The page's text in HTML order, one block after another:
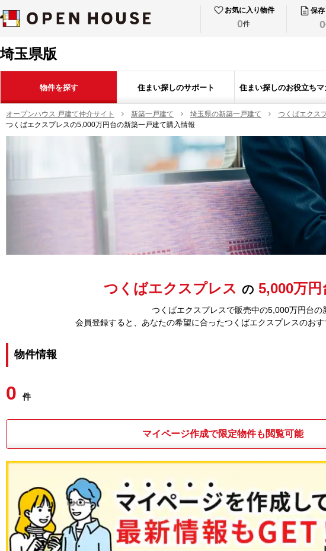
お気に入り物件
0件
保
0
埼玉県版
物件を探す 住まい探しのサポート 住まい探しのお役立ちマ
オープンハウス 戸建て仲介サイト 新築一戸建て 埼玉県の新築一戸建て
つくばエクス
つくばエクスプレスの5,000万円台の新築一戸建て購入情報
つくばエクスプレス の 5,000万円
つくばエクスプレスで販売中の5,000万円台の
会員登録すると、あなたの希望に合ったつくばエクスプレスのお
物件情報
0 件
マイページ作成で限定物件も閲覧可能